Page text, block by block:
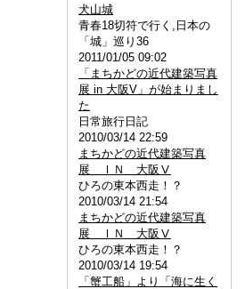
犬山城
青春18切符で行く,日本の
「城」巡り36
2011/01/05 09:02
「まちかどの近代建築写真
展 in 大阪V」が始まりまし
た
日常旅行日記
2010/03/14 22:59
まちかどの近代建築写真
展 ＩＮ 大阪Ⅴ
ひろの東本西走！？
2010/03/14 21:54
まちかどの近代建築写真
展 ＩＮ 大阪Ⅴ
ひろの東本西走！？
2010/03/14 19:54
「蟹工船」より「海に生く